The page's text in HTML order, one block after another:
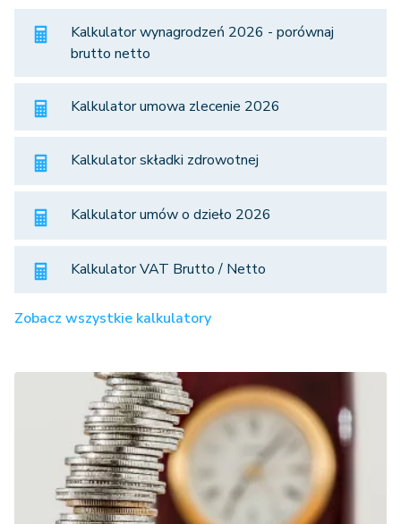
Kalkulator wynagrodzeń 2026 - porównaj
brutto netto
Kalkulator umowa zlecenie 2026
Kalkulator składki zdrowotnej
Kalkulator umów o dzieło 2026
Kalkulator VAT Brutto / Netto
Zobacz wszystkie kalkulatory